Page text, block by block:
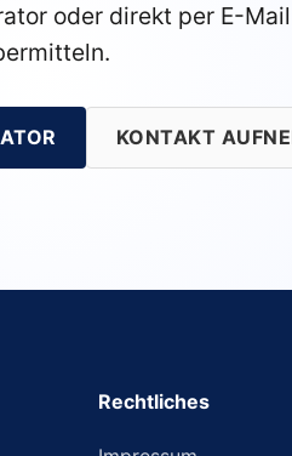
oder direkt per E-
KONTAKT
Rechtliches